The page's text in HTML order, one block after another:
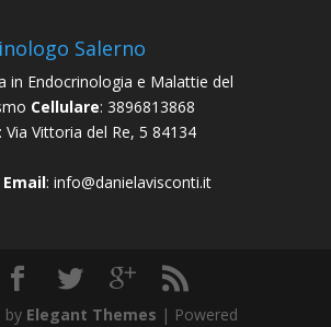
Salerno
in Endocrinologia e Malattie del
Cellulare: 3896813868
: Via Vittoria del Re, 5 84134
: info@danielavisconti.it
by Elegant Themes | Powered